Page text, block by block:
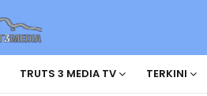
TRUTS 3 MEDIA TV TERKINI